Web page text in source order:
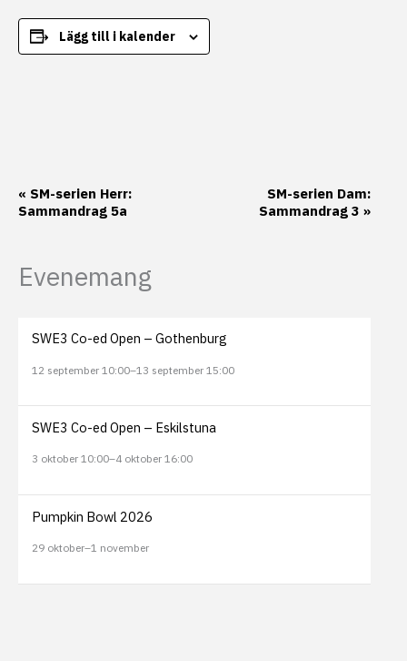
Lägg till i kalender
Evenemang-
navigering
« SM-serien Herr:
Sammandrag 5a
SM-serien Dam:
Sammandrag 3 »
Evenemang
SWE3 Co-ed Open – Gothenburg
12 september 10:00–13 september 15:00
SWE3 Co-ed Open – Eskilstuna
3 oktober 10:00–4 oktober 16:00
Pumpkin Bowl 2026
29 oktober–1 november